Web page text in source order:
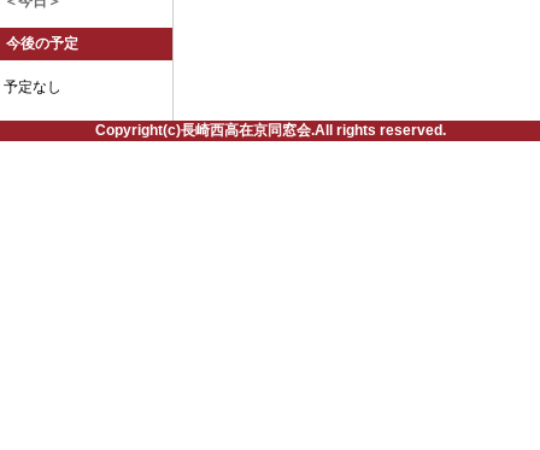
今後の予定
予定なし
Copyright(c)長崎西高在京同窓会.All rights reserved.